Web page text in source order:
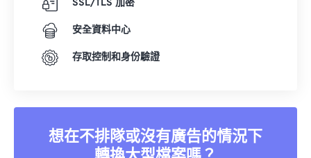
SSL/TLS 加密
安全資料中心
存取控制和身份驗證
想在不排隊或沒有廣告的情況下